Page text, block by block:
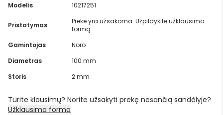
Modelis 10217251
Pristatymas
Prekė yra užsakoma. Užpildykite užklausimo
formą.
Gamintojas
Noro
Diametras
100 mm
Storis
2 mm
Turite klausimų? Norite užsakyti prekę nesančią sandėlyje?
Užklausimo forma